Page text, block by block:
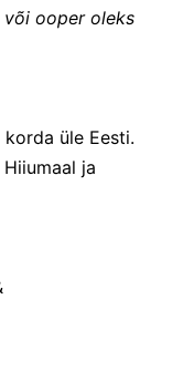
või ooper oleks
üle Eesti.
ja